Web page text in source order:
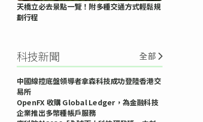
天橋立必去景點一覽！附多種交通方式輕鬆規
劃行程
科技新聞 全部
中國線控底盤領導者拿森科技成功登陸香港交
易所
OpenFX 收購 Global Ledger，為金融科技
企業推出多幣種帳戶服務